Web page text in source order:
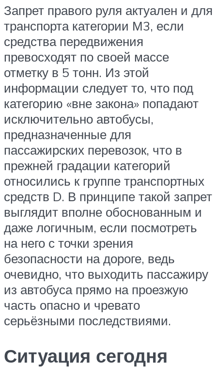
Запрет правого руля актуален и для
транспорта категории М3, если
средства передвижения
превосходят по своей массе
отметку в 5 тонн. Из этой
информации следует то, что под
категорию «вне закона» попадают
исключительно автобусы,
предназначенные для
пассажирских перевозок, что в
прежней градации категорий
относились к группе транспортных
средств D. В принципе такой запрет
выглядит вполне обоснованным и
даже логичным, если посмотреть
на него с точки зрения
безопасности на дороге, ведь
очевидно, что выходить пассажиру
из автобуса прямо на проезжую
часть опасно и чревато
серьёзными последствиями.
Ситуация сегодня